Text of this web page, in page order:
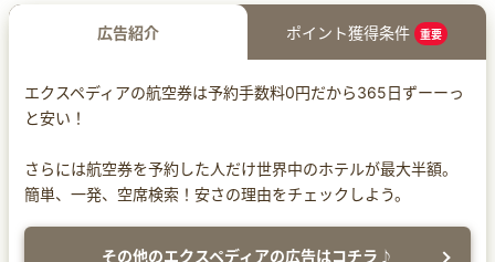
広告紹介 ポイント獲得条件 重要
エクスペディアの航空券は予約手数料0円だから365日ずーーっ
と安い！
さらには航空券を予約した人だけ世界中のホテルが最大半額。
簡単、一発、空席検索！安さの理由をチェックしよう。
その他のエクスペディアの広告はコチラ♪